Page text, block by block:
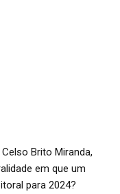
Brito Miranda,
em que um
para 2024?